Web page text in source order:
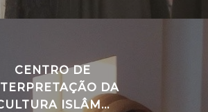
CENTRO DE
DA
ISLÂM...